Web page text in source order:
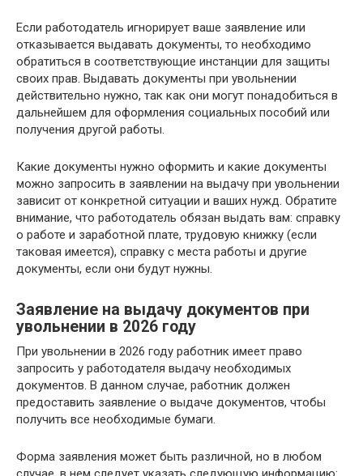
Если работодатель игнорирует ваше заявление или
отказывается выдавать документы, то необходимо
обратиться в соответствующие инстанции для защиты
своих прав. Выдавать документы при увольнении
действительно нужно, так как они могут понадобиться в
дальнейшем для оформления социальных пособий или
получения другой работы.
Какие документы нужно оформить и какие документы
можно запросить в заявлении на выдачу при увольнении
зависит от конкретной ситуации и ваших нужд. Обратите
внимание, что работодатель обязан выдать вам: справку
о работе и заработной плате, трудовую книжку (если
таковая имеется), справку с места работы и другие
документы, если они будут нужны.
Заявление на выдачу документов при
увольнении в 2026 году
При увольнении в 2026 году работник имеет право
запросить у работодателя выдачу необходимых
документов. В данном случае, работник должен
предоставить заявление о выдаче документов, чтобы
получить все необходимые бумаги.
Форма заявления может быть различной, но в любом